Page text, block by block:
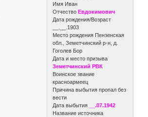
Имя Иван
Отчество Евдокимович
Дата рождения/Возраст
__.__.1903
Место рождения Пензенская
обл., Земетчинский р-н, д.
Гоголев Бор
Дата и место призыва
Земетчинский РВК
Воинское звание
красноармеец
Причина выбытия пропал без
вести
Дата выбытия
__.07.1942
Название источника